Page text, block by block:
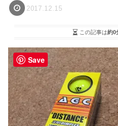
2017.12.15
この記事は約0
Save